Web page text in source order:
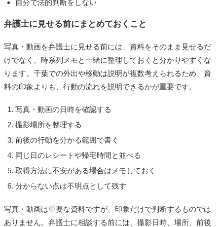
自分で法的判断をしない
弁護士に見せる前にまとめておくこと
写真・動画を弁護士に見せる前には、資料をそのまま見せるだ
けでなく、時系列メモと一緒に整理しておくと分かりやすくな
ります。千葉での外出や移動は説明が複数考えられるため、資
料の印象よりも、行動の流れを説明できるかが重要です。
写真・動画の日時を確認する
撮影場所を整理する
前後の行動を分かる範囲で書く
同じ日のレシートや帰宅時間と並べる
取得方法に不安がある場合はメモしておく
分からない点は不明点として残す
写真・動画は重要な資料ですが、印象だけで判断するものでは
ありません。弁護士に相談する前には、撮影日時、場所、前後